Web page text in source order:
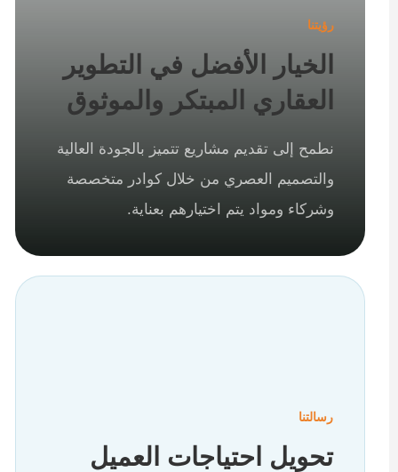
رؤيتنا
الخيار الأفضل في التطوير
العقاري المبتكر والموثوق
نطمح إلى تقديم مشاريع تتميز بالجودة العالية
والتصميم العصري من خلال كوادر متخصصة
وشركاء ومواد يتم اختيارهم بعناية.
رسالتنا
تحويل احتياجات العميل